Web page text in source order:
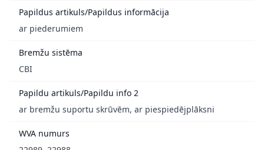
Papildus artikuls/Papildus informācija
ar piederumiem
Bremžu sistēma
CBI
Papildu artikuls/Papildu info 2
ar bremžu suportu skrūvēm, ar piespiedējplāksni
WVA numurs